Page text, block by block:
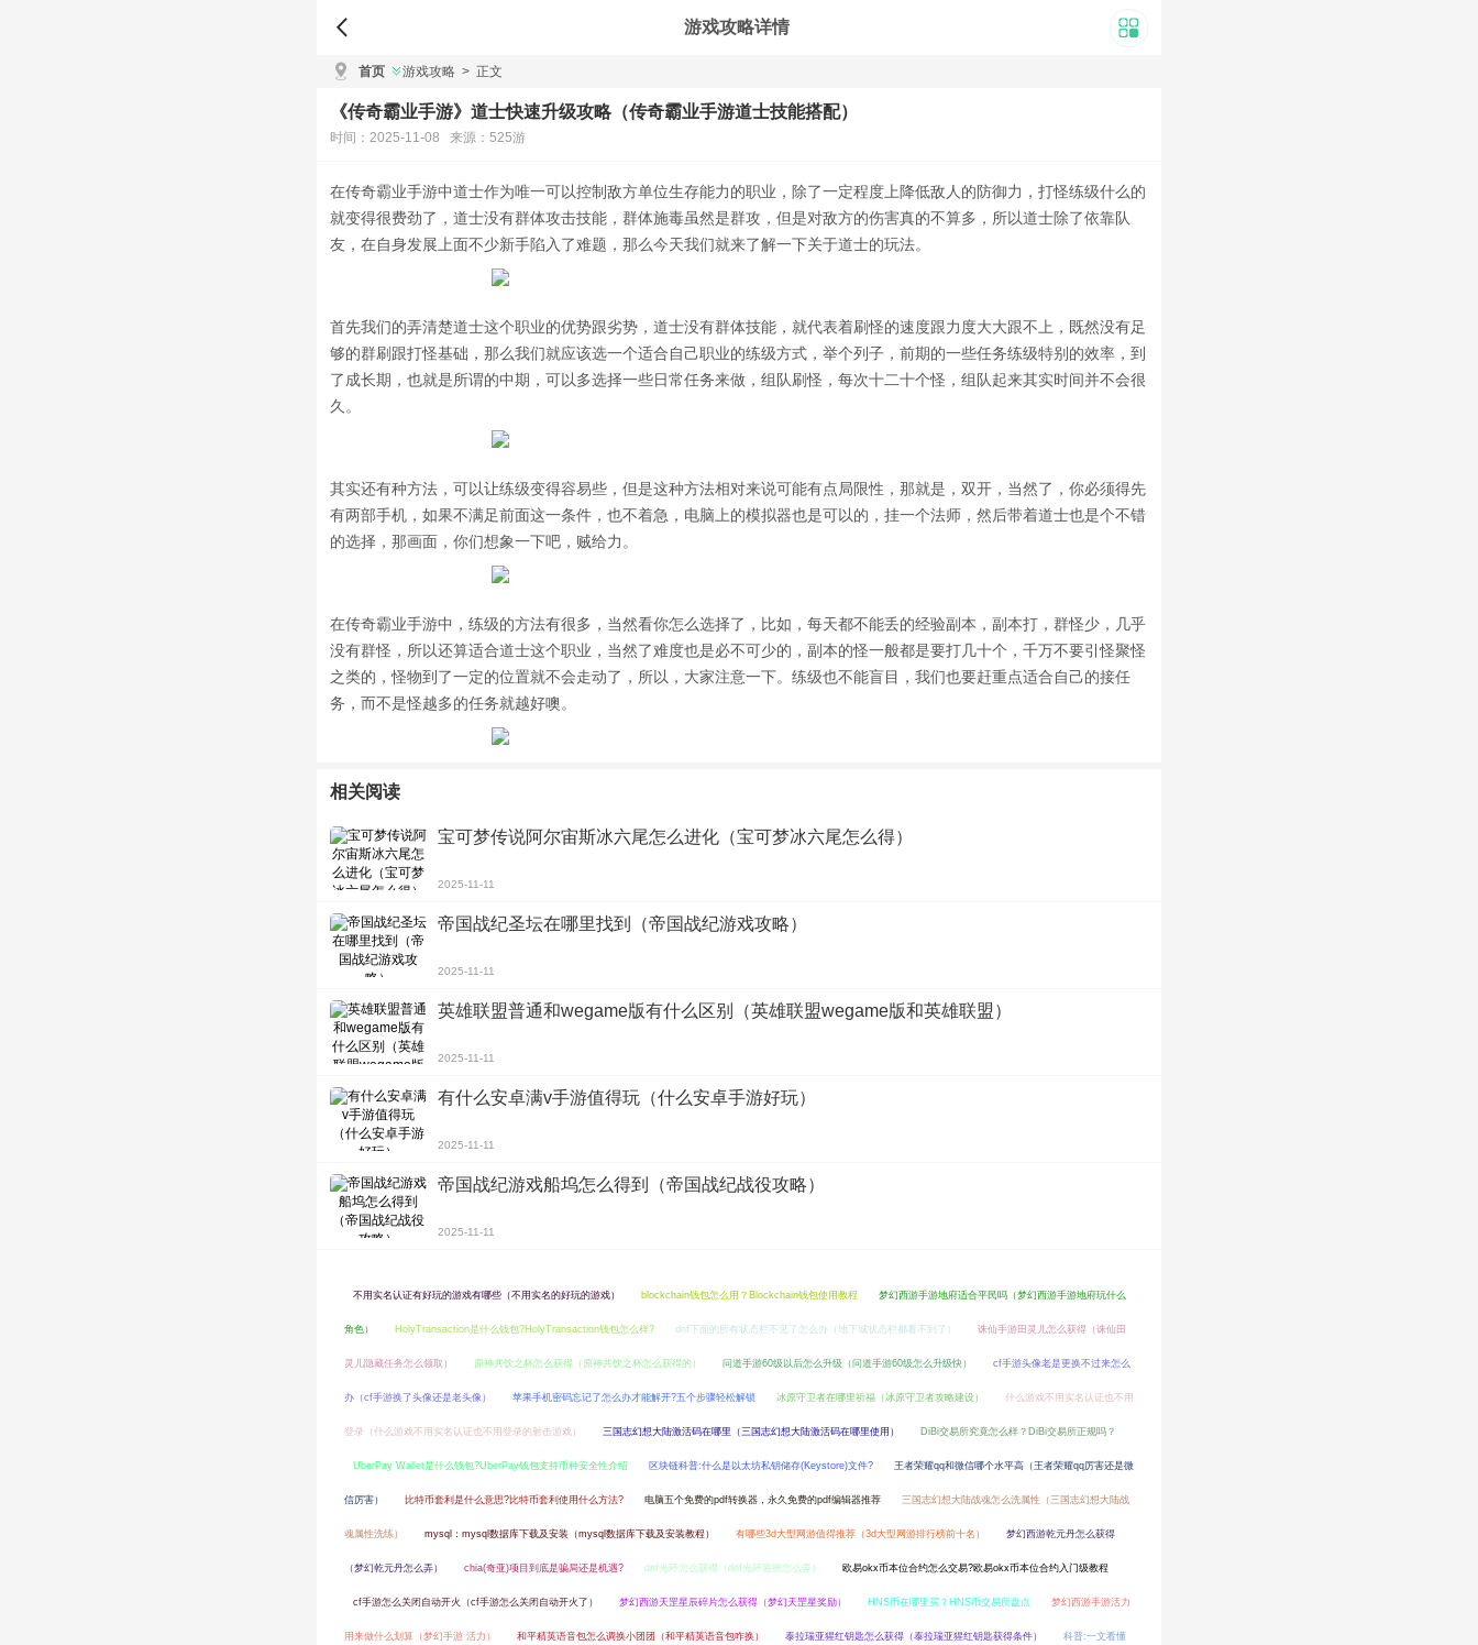
游戏攻略详情
首页 游戏攻略 > 正文
《传奇霸业手游》道士快速升级攻略（传奇霸业手游道士技能搭配）
时间：2025-11-08 来源：525游
在传奇霸业手游中道士作为唯一可以控制敌方单位生存能力的职业，除了一定程度上降低敌人的防御力，打怪练级什么的
就变得很费劲了，道士没有群体攻击技能，群体施毒虽然是群攻，但是对敌方的伤害真的不算多，所以道士除了依靠队
友，在自身发展上面不少新手陷入了难题，那么今天我们就来了解一下关于道士的玩法。
首先我们的弄清楚道士这个职业的优势跟劣势，道士没有群体技能，就代表着刷怪的速度跟力度大大跟不上，既然没有足
够的群刷跟打怪基础，那么我们就应该选一个适合自己职业的练级方式，举个列子，前期的一些任务练级特别的效率，到
了成长期，也就是所谓的中期，可以多选择一些日常任务来做，组队刷怪，每次十二十个怪，组队起来其实时间并不会很
久。
其实还有种方法，可以让练级变得容易些，但是这种方法相对来说可能有点局限性，那就是，双开，当然了，你必须得先
有两部手机，如果不满足前面这一条件，也不着急，电脑上的模拟器也是可以的，挂一个法师，然后带着道士也是个不错
的选择，那画面，你们想象一下吧，贼给力。
在传奇霸业手游中，练级的方法有很多，当然看你怎么选择了，比如，每天都不能丢的经验副本，副本打，群怪少，几乎
没有群怪，所以还算适合道士这个职业，当然了难度也是必不可少的，副本的怪一般都是要打几十个，千万不要引怪聚怪
之类的，怪物到了一定的位置就不会走动了，所以，大家注意一下。练级也不能盲目，我们也要赶重点适合自己的接任
务，而不是怪越多的任务就越好噢。
相关阅读
宝可梦传说阿尔宙斯冰六尾怎么进化（宝可梦冰六尾怎么得）
2025-11-11
帝国战纪圣坛在哪里找到（帝国战纪游戏攻略）
2025-11-11
英雄联盟普通和wegame版有什么区别（英雄联盟wegame版和英雄联盟）
2025-11-11
有什么安卓满v手游值得玩（什么安卓手游好玩）
2025-11-11
帝国战纪游戏船坞怎么得到（帝国战纪战役攻略）
2025-11-11
不用实名认证有好玩的游戏有哪些（不用实名的好玩的游戏） blockchain钱包怎么用？Blockchain钱包使用教程 梦幻西游手游地府适合平民吗（梦幻西游手游地府玩什么
角色） HolyTransaction是什么钱包?HolyTransaction钱包怎么样? dnf下面的所有状态栏不见了怎么办（地下城状态栏都看不到了） 诛仙手游田灵儿怎么获得（诛仙田
灵儿隐藏任务怎么领取） 原神共饮之杯怎么获得（原神共饮之杯怎么获得的） 问道手游60级以后怎么升级（问道手游60级怎么升级快） cf手游头像老是更换不过来怎么
办（cf手游换了头像还是老头像） 苹果手机密码忘记了怎么办才能解开?五个步骤轻松解锁 冰原守卫者在哪里祈福（冰原守卫者攻略建设） 什么游戏不用实名认证也不用
登录（什么游戏不用实名认证也不用登录的射击游戏） 三国志幻想大陆激活码在哪里（三国志幻想大陆激活码在哪里使用） DiBi交易所究竟怎么样？DiBi交易所正规吗？
UberPay Wallet是什么钱包?UberPay钱包支持币种安全性介绍 区块链科普:什么是以太坊私钥储存(Keystore)文件? 王者荣耀qq和微信哪个水平高（王者荣耀qq厉害还是微
信厉害） 比特币套利是什么意思?比特币套利使用什么方法? 电脑五个免费的pdf转换器，永久免费的pdf编辑器推荐 三国志幻想大陆战魂怎么洗属性（三国志幻想大陆战
魂属性洗练） mysql：mysql数据库下载及安装（mysql数据库下载及安装教程） 有哪些3d大型网游值得推荐（3d大型网游排行榜前十名） 梦幻西游乾元丹怎么获得
（梦幻乾元丹怎么弄） chia(奇亚)项目到底是骗局还是机遇? dnf光环怎么获得（dnf光环装扮怎么弄） 欧易okx币本位合约怎么交易?欧易okx币本位合约入门级教程
cf手游怎么关闭自动开火（cf手游怎么关闭自动开火了） 梦幻西游天罡星辰碎片怎么获得（梦幻天罡星奖励） HNS币在哪里买？HNS币交易所盘点 梦幻西游手游活力
用来做什么划算（梦幻手游 活力） 和平精英语音包怎么调换小团团（和平精英语音包咋换） 泰拉瑞亚猩红钥匙怎么获得（泰拉瑞亚猩红钥匙获得条件） 科普:一文看懂